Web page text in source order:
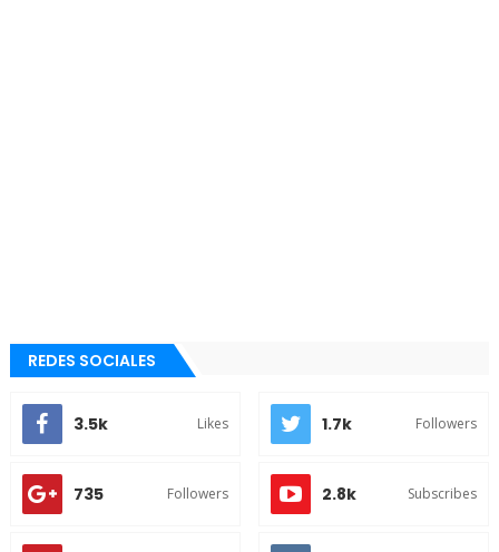
REDES SOCIALES
3.5k Likes 1.7k Followers
735 Followers 2.8k Subscribes